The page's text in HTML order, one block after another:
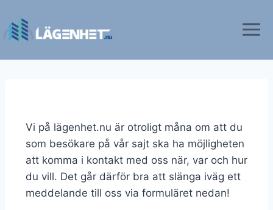
Vi på lägenhet.nu är otroligt måna om att du
som besökare på vår sajt ska ha möjligheten
att komma i kontakt med oss när, var och hur
du vill. Det går därför bra att slänga iväg ett
meddelande till oss via formuläret nedan!